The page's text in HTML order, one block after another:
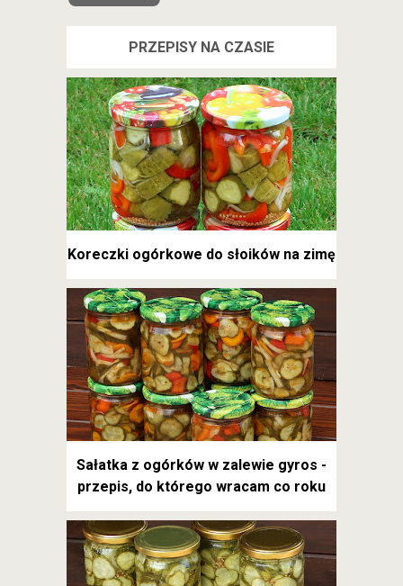
PRZEPISY NA CZASIE
Koreczki ogórkowe do słoików na zimę
Sałatka z ogórków w zalewie gyros -
przepis, do którego wracam co roku